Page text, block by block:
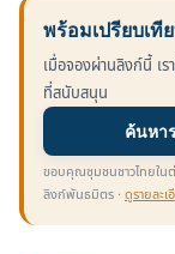
พร้อมเปรียบเที
เมื่อจองผ่านลิงก์นี้ เ
ที่สนับสนุน
ค้นหา
ขอบคุณชุมชนชาวไทยใน
ลิงก์พันธมิตร · ดูรายละเ